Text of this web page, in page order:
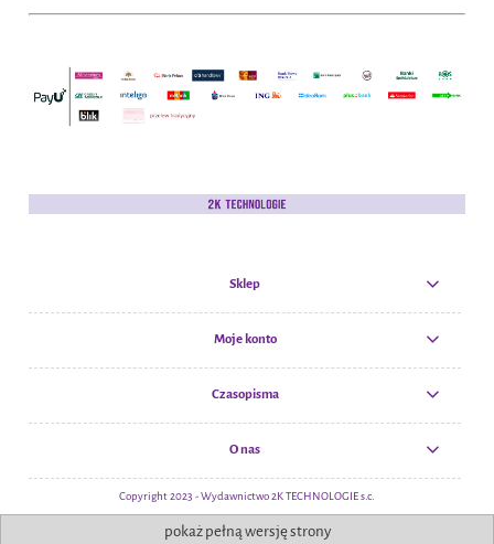
Sklep
Moje konto
Czasopisma
O nas
Copyright 2023 - Wydawnictwo 2K TECHNOLOGIE s.c.
pokaż pełną wersję strony